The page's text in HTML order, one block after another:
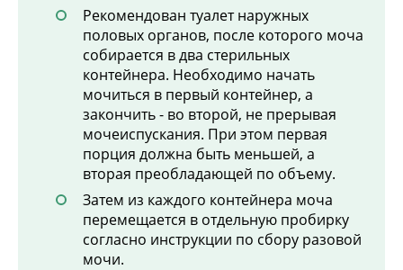
Рекомендован туалет наружных
половых органов, после которого моча
собирается в два стерильных
контейнера. Необходимо начать
мочиться в первый контейнер, а
закончить - во второй, не прерывая
мочеиспускания. При этом первая
порция должна быть меньшей, а
вторая преобладающей по объему.
Затем из каждого контейнера моча
перемещается в отдельную пробирку
согласно инструкции по сбору разовой
мочи.